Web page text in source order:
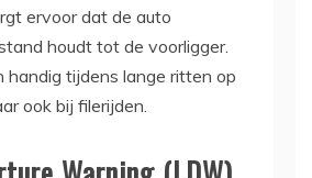
ervoor dat de auto
houdt tot de voorligger.
handig tijdens lange ritten op
ook bij filerijden.